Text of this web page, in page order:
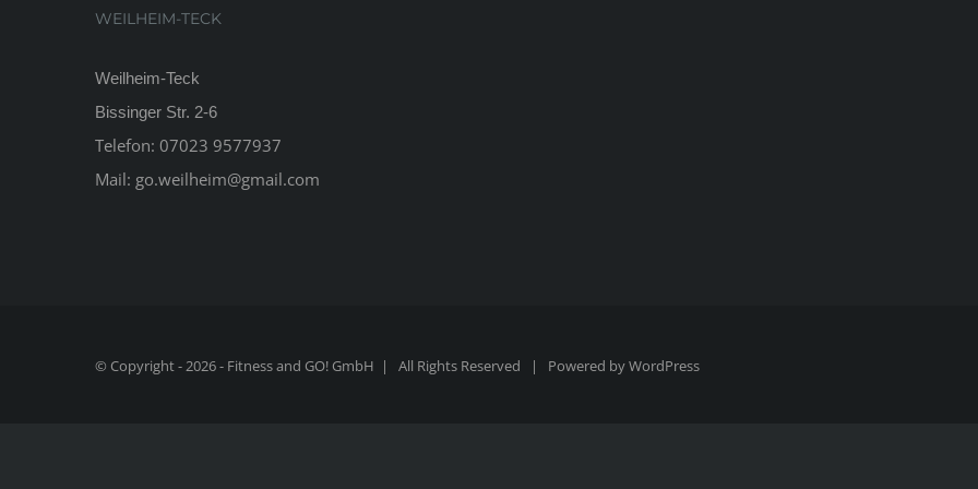
WEILHEIM-TECK
Weilheim-Teck
Bissinger Str. 2-6
Telefon: 07023 9577937
Mail: go.weilheim@gmail.com
© Copyright -2026 - Fitness and GO! GmbH | All Rights Reserved | Powered byWordPress